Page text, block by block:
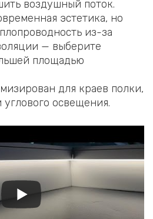
воздушный поток.
эстетика, но
из-за
— выберите
площадью
для краев полки,
углового освещения.